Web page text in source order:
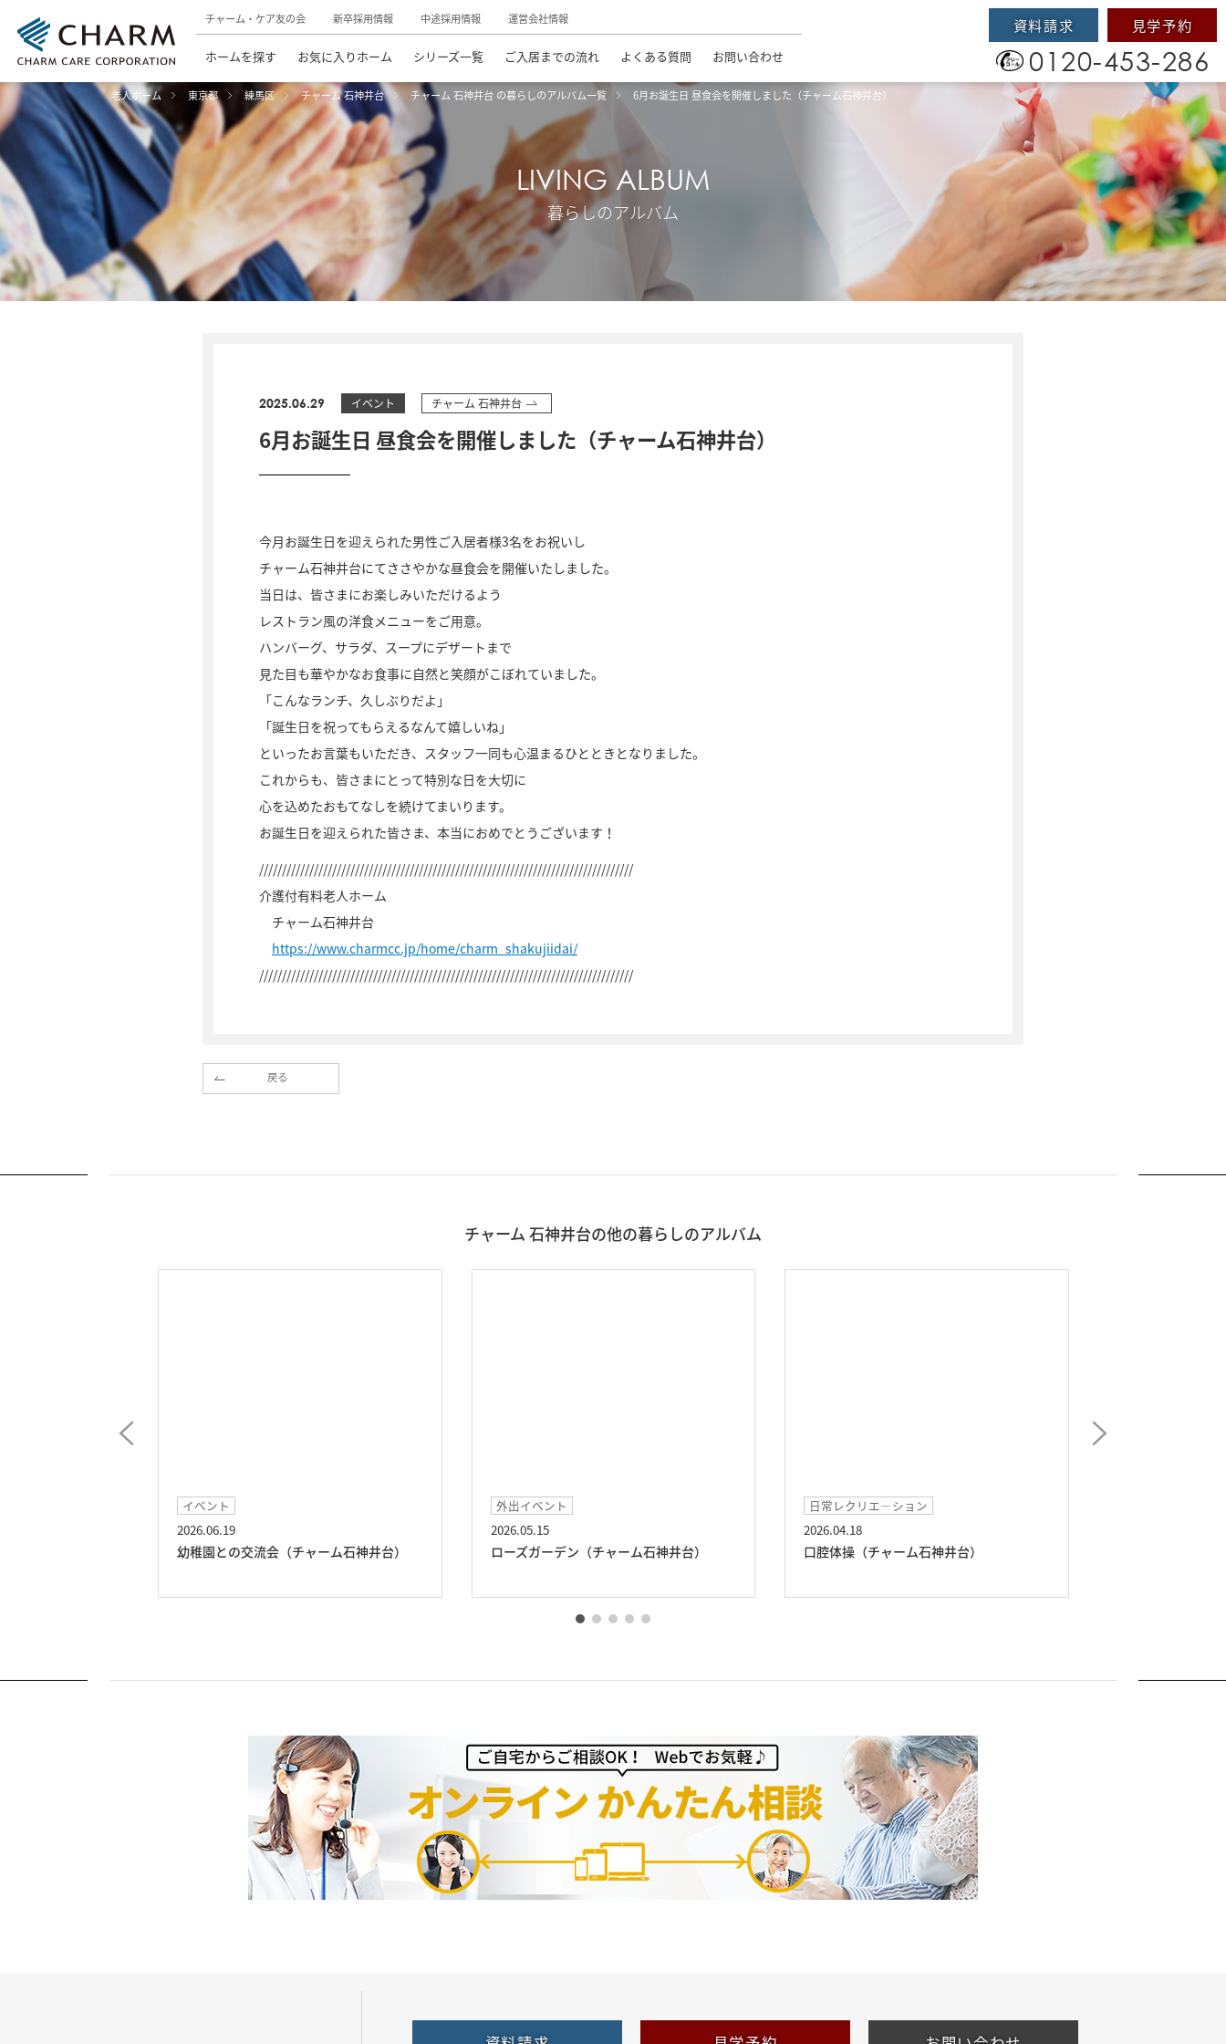
チャーム・ケア友の会 新卒採用情報 中途採用情報 運営会社情報
ホームを探す お気に入りホーム シリーズ一覧 ご入居までの流れ よくある質問 お問い合わせ
資料請求 見学予約
0120-453-286
老人ホーム 東京都 練馬区 チャーム 石神井台 チャーム 石神井台 の暮らしのアルバム一覧 6月お誕生日 昼食会を開催しました（チャーム石神井台）
LIVING ALBUM
暮らしのアルバム
2025.06.29 イベント チャーム 石神井台
6月お誕生日 昼食会を開催しました（チャーム石神井台）
今月お誕生日を迎えられた男性ご入居者様3名をお祝いし
チャーム石神井台にてささやかな昼食会を開催いたしました。
当日は、皆さまにお楽しみいただけるよう
レストラン風の洋食メニューをご用意。
ハンバーグ、サラダ、スープにデザートまで
見た目も華やかなお食事に自然と笑顔がこぼれていました。
「こんなランチ、久しぶりだよ」
「誕生日を祝ってもらえるなんて嬉しいね」
といったお言葉もいただき、スタッフ一同も心温まるひとときとなりました。
これからも、皆さまにとって特別な日を大切に
心を込めたおもてなしを続けてまいります。
お誕生日を迎えられた皆さま、本当におめでとうございます！
//////////////////////////////////////////////////////////////////////////////////
介護付有料老人ホーム
チャーム石神井台
https://www.charmcc.jp/home/charm_shakujiidai/
//////////////////////////////////////////////////////////////////////////////////
戻る
チャーム 石神井台の他の暮らしのアルバム
イベント
2026.06.19
幼稚園との交流会（チャーム石神井台）
外出イベント
2026.05.15
ローズガーデン（チャーム石神井台）
日常レクリエ―ション
2026.04.18
口腔体操（チャーム石神井台）